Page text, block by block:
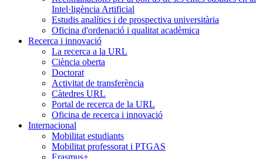
Intel·ligència Artificial
Estudis analítics i de prospectiva universitària
Oficina d'ordenació i qualitat acadèmica
Recerca i innovació
La recerca a la URL
Ciència oberta
Doctorat
Activitat de transferència
Càtedres URL
Portal de recerca de la URL
Oficina de recerca i innovació
Internacional
Mobilitat estudiants
Mobilitat professorat i PTGAS
Erasmus+